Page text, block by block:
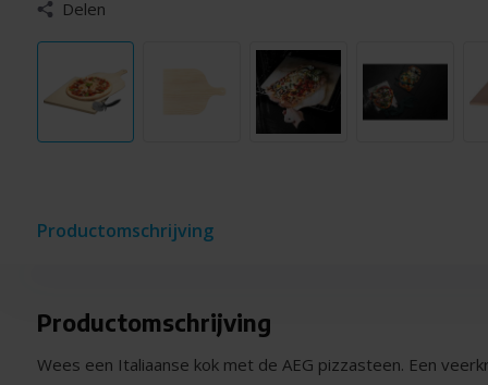
Delen
Productomschrijving
Productomschrijving
Wees een Italiaanse kok met de AEG pizzasteen. Een